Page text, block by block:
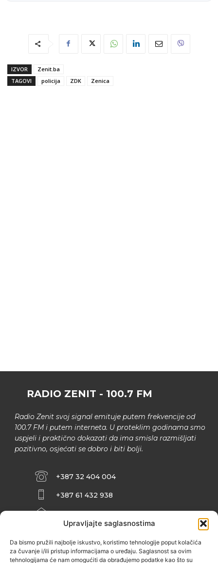
Upravljajte saglasnostima
Da bismo pružili najbolje iskustvo, koristimo tehnologije poput kolačića
za čuvanje i/ili pristup informacijama o uređaju. Saglasnost sa ovim
tehnologijama će nam omogućiti da obrađujemo podatke kao što su
IZVOR
Zenit.ba
TAGOVI
policija ZDK Zenica
RADIO ZENIT - 100.7 FM
Radio Zenit svoj signal emituje putem frekvencije od
100.7 FM i putem interneta. U proteklim godinama smo
uspjeli i praktično dokazati da ima smisla razmišljati
pozitivno, osjećati se dobro i biti bolji.
+387 32 404 004
+387 61 432 938
INFO@ZENIT.BA
ZENIČANKA, 3. SPRAT), 72000 ZENICA